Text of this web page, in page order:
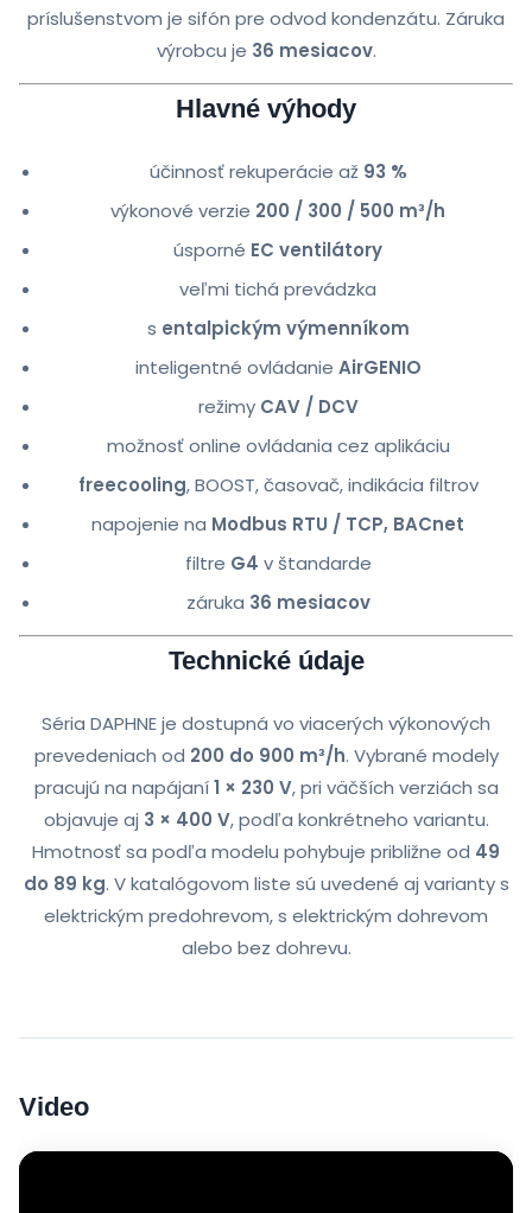
príslušenstvom je sifón pre odvod kondenzátu. Záruka
výrobcu je 36 mesiacov.
Hlavné výhody
účinnosť rekuperácie až 93 %
výkonové verzie 200 / 300 / 500 m³/h
úsporné EC ventilátory
veľmi tichá prevádzka
s entalpickým výmenníkom
inteligentné ovládanie AirGENIO
režimy CAV / DCV
možnosť online ovládania cez aplikáciu
freecooling, BOOST, časovač, indikácia filtrov
napojenie na Modbus RTU / TCP, BACnet
filtre G4 v štandarde
záruka 36 mesiacov
Technické údaje
Séria DAPHNE je dostupná vo viacerých výkonových
prevedeniach od 200 do 900 m³/h. Vybrané modely
pracujú na napájaní1 × 230 V, pri väčších verziách sa
objavuje aj 3 × 400 V, podľa konkrétneho variantu.
Hmotnosť sa podľa modelu pohybuje približne od 49
do 89 kg. V katalógovom liste sú uvedené aj varianty s
elektrickým predohrevom, s elektrickým dohrevom
alebo bez dohrevu.
Video